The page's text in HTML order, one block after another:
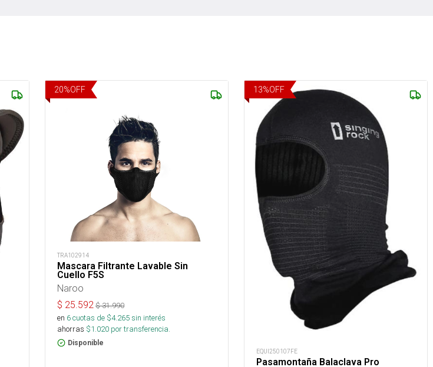
20%OFF
TRA102914
Mascara Filtrante Lavable Sin
Cuello F5S
Naroo
$ 25.592 $31.990
en 6cuotas de $4.265sin interés
ahorras $1.020 por transferencia.
Disponible
13%OFF
EQUI250107FE
Pasamontaña Balaclava Pro